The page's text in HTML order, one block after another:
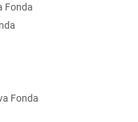
Fonda
Fonda